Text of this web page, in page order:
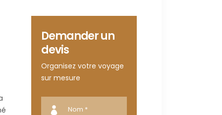
Demander un
devis
Organisez votre voyage
sur mesure